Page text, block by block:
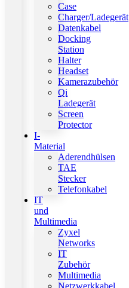
Case
Charger/Ladegerät
Datenkabel
Docking
Station
Halter
Headset
Kamerazubehör
Qi
Ladegerät
Screen
Protector
I-
Material
Aderendhülsen
TAE
Stecker
Telefonkabel
IT
und
Multimedia
Zyxel
Networks
IT
Zubehör
Multimedia
Netzwerkkabel